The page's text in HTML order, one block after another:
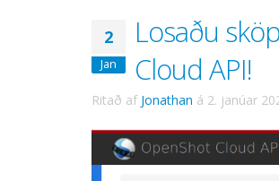
2
Jan
Losaðu
Cloud API!
Ritað af Jonathan á 2. janúar